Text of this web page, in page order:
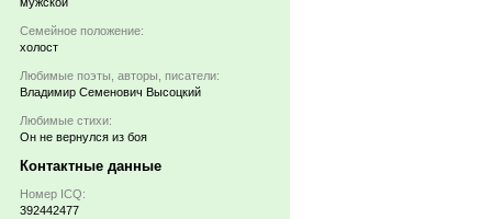
Семейное положение:
холост
Любимые поэты, авторы, писатели:
Владимир Семенович Высоцкий
Любимые стихи:
Он не вернулся из боя
Контактные данные
Номер ICQ:
392442477